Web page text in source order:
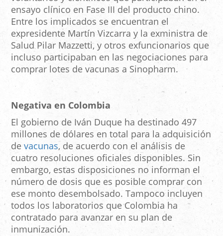
ensayo clínico en Fase III del producto chino.
Entre los implicados se encuentran el
expresidente Martín Vizcarra y la exministra de
Salud Pilar Mazzetti, y otros exfuncionarios que
incluso participaban en las negociaciones para
comprar lotes de vacunas a Sinopharm.
Negativa en Colombia
El gobierno de Iván Duque ha destinado 497
millones de dólares en total para la adquisición
de vacunas, de acuerdo con el análisis de
cuatro resoluciones oficiales disponibles. Sin
embargo, estas disposiciones no informan el
número de dosis que es posible comprar con
ese monto desembolsado. Tampoco incluyen
todos los laboratorios que Colombia ha
contratado para avanzar en su plan de
inmunización.